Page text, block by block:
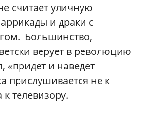
считает уличную
и драки с
Большинство,
верует в революцию
«придет и наведет
прислушивается не к
телевизору.